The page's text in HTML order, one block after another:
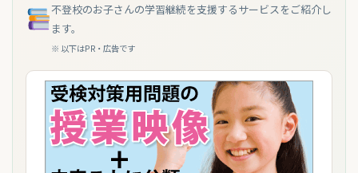
不登校のお子さんの学習継続を支援するサービスをご紹介し
ます。
※ 以下はPR・広告です